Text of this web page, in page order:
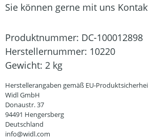
Sie können gerne mit uns
Produktnummer: DC-100012898
Herstellernummer: 10220
Gewicht: 2 kg
Herstellerangaben gemäß EU-
Widl GmbH
Donaustr. 37
94491 Hengersberg
Deutschland
info@widl.com